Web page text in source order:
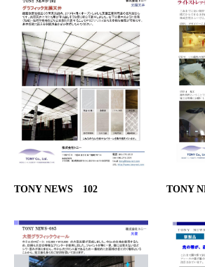
TONY NEWS 102 TONY